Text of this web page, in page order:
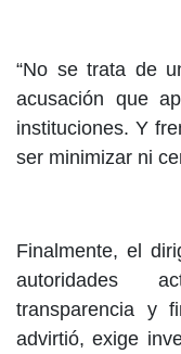
“No se trata de
acusación que
instituciones. Y
ser minimizar ni
Finalmente, el
autoridades
transparencia y
advirtió, exige